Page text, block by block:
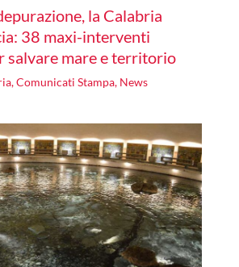
la Calabria
38 maxi-interventi
salvare mare e territorio
,Comunicati Stampa, News